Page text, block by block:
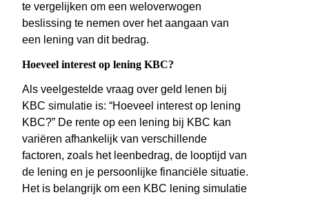
te vergelijken om een weloverwogen
beslissing te nemen over het aangaan van
een lening van dit bedrag.
Hoeveel interest op lening KBC?
Als veelgestelde vraag over geld lenen bij
KBC simulatie is: “Hoeveel interest op lening
KBC?” De rente op een lening bij KBC kan
variëren afhankelijk van verschillende
factoren, zoals het leenbedrag, de looptijd van
de lening en je persoonlijke financiële situatie.
Het is belangrijk om een KBC lening simulatie